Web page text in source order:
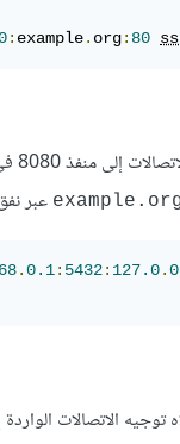
: example. org: 80
عبر
.0.1: 5432: 127.0.
الاتصالات